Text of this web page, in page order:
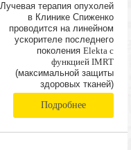
Лучевая терапия опухолей
в Клинике Спиженко
проводится на линейном
ускорителе последнего
поколения Elekta с
функцией IMRT
(максимальной защиты
здоровых тканей)
Подробнее